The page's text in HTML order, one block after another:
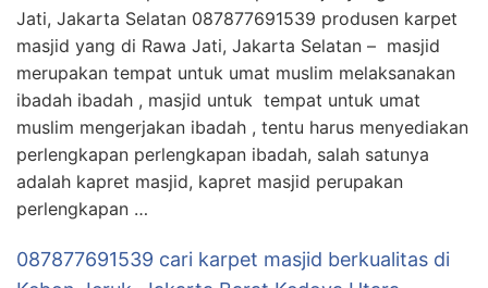
Jati, Jakarta Selatan 087877691539 produsen karpet
masjid yang di Rawa Jati, Jakarta Selatan – masjid
merupakan tempat untuk umat muslim melaksanakan
ibadah ibadah , masjid untuk tempat untuk umat
muslim mengerjakan ibadah , tentu harus menyediakan
perlengkapan perlengkapan ibadah, salah satunya
adalah kapret masjid, kapret masjid perupakan
perlengkapan …
087877691539 cari karpet masjid berkualitas di